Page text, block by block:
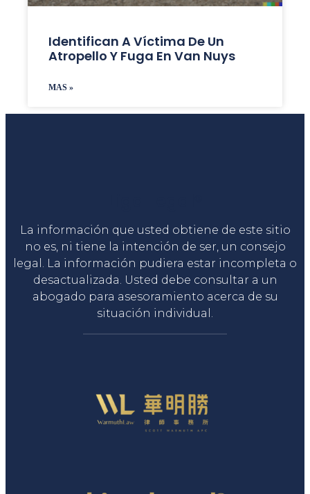
Identifican A Víctima De Un
Atropello Y Fuga En Van Nuys
MAS »
La información que usted obtiene de este sitio
no es, ni tiene la intención de ser, un consejo
legal. La información pudiera estar incompleta o
desactualizada. Usted debe consultar a un
abogado para asesoramiento acerca de su
situación individual.